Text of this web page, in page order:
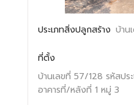
ประเภทสิ่งปลูกสร้าง บ้าน
ที่ตั้ง
บ้านเลขที่ 57/128 รหัสปร
อาคารที่/หลังที่ 1 หมู่ 3